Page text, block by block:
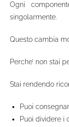
Ogni
singolarmente.
Questo cambia
Perche’ non stai
Stai rendendo
Puoi
Puoi dividere i